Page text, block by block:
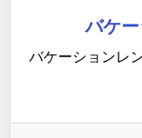
バケ
バケーションレ